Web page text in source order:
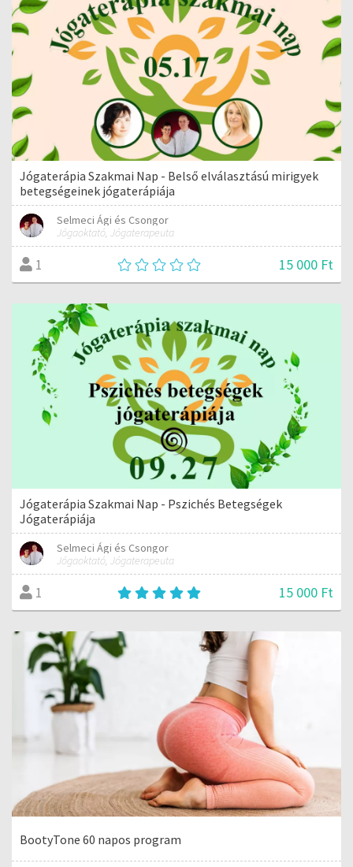
Jógaterápia Szakmai Nap - Belső elválasztású mirigyek
betegségeinek jógaterápiája
Selmeci Ági és Csongor
Jógaoktató, Jógaterapeuta
1 15 000 Ft
Jógaterápia Szakmai Nap - Pszichés Betegségek
Jógaterápiája
Selmeci Ági és Csongor
Jógaoktató, Jógaterapeuta
1 15 000 Ft
BootyTone 60 napos program